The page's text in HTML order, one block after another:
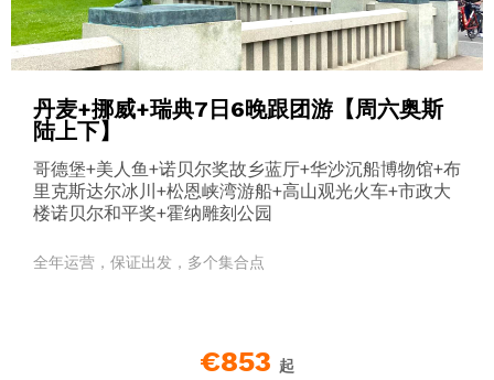
丹麦+挪威+瑞典7日6晚跟团游【周六奥斯
陆上下】
哥德堡+美人鱼+诺贝尔奖故乡蓝厅+华沙沉船博物馆+布
里克斯达尔冰川+松恩峡湾游船+高山观光火车+市政大
楼诺贝尔和平奖+霍纳雕刻公园
全年运营，保证出发，多个集合点
€853 起